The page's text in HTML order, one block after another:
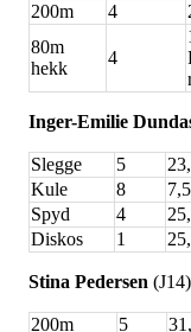
200m
4
80m
hekk
4
Inger-Emilie
Slegge 5
Kule
8
Spyd
4
Diskos
1
Stina Pedersen (J14)
200m 5